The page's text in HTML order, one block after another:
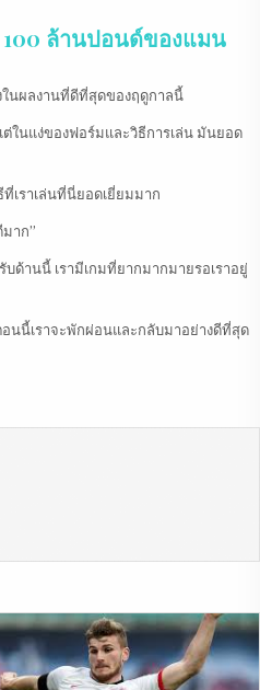
ล้านปอนด์ของแมน
ในผลงานที่ดีที่สุดของฤดูกาลนี้
ในแง่ของฟอร์มและวิธีการเล่น มันยอด
เราเล่นที่นี่ยอดเยี่ยมมาก
าก”
ด้านนี้ เรามีเกมที่ยากมากมายรอเราอยู่
นนี้เราจะพักผ่อนและกลับมาอย่างดีที่สุด